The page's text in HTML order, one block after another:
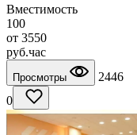
Вместимость
100
от 3550
руб.час
Просмотры
2446
0